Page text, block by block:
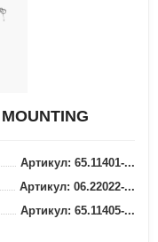
Артикул: 65.11401-...
Артикул: 06.22022-...
Артикул: 65.11405-...